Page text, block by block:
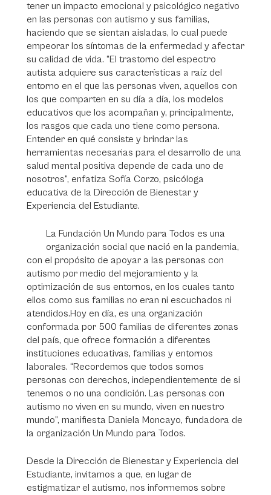
tener un impacto emocional y psicológico negativo
en las personas con autismo y sus familias,
haciendo que se sientan aisladas, lo cual puede
empeorar los síntomas de la enfermedad y afectar
su calidad de vida. “El trastorno del espectro
autista adquiere sus características a raíz del
entorno en el que las personas viven, aquellos con
los que comparten en su día a día, los modelos
educativos que los acompañan y, principalmente,
los rasgos que cada uno tiene como persona.
Entender en qué consiste y brindar las
herramientas necesarias para el desarrollo de una
salud mental positiva depende de cada uno de
nosotros”, enfatiza Sofía Corzo, psicóloga
educativa de la Dirección de Bienestar y
Experiencia del Estudiante.
La Fundación Un Mundo para Todos es una
organización social que nació en la pandemia,
con el propósito de apoyar a las personas con
autismo por medio del mejoramiento y la
optimización de sus entornos, en los cuales tanto
ellos como sus familias no eran ni escuchados ni
atendidos.Hoy en día, es una organización
conformada por 500 familias de diferentes zonas
del país, que ofrece formación a diferentes
instituciones educativas, familias y entornos
laborales. “Recordemos que todos somos
personas con derechos, independientemente de si
tenemos o no una condición. Las personas con
autismo no viven en su mundo, viven en nuestro
mundo”, manifiesta Daniela Moncayo, fundadora de
la organización Un Mundo para Todos.
Desde la Dirección de Bienestar y Experiencia del
Estudiante, invitamos a que, en lugar de
estigmatizar el autismo, nos informemos sobre